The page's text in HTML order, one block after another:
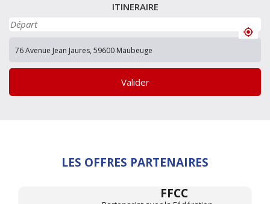
ITINERAIRE
Valider
LES OFFRES PARTENAIRES
FFCC